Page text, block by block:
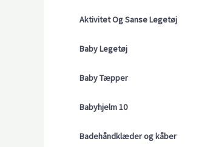
Aktivitet Og Sanse Legetøj
Baby Legetøj
Baby Tæpper
Babyhjelm 10
Badehåndklæder og kåber